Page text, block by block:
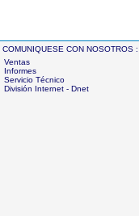
COMUNIQUESE CON NOSOTROS :
Ventas
Informes
Servicio Técnico
División Internet - Dnet